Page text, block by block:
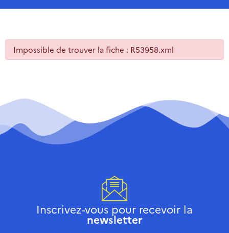
Impossible de trouver la fiche : R53958.xml
Inscrivez-vous pour recevoir la
newsletter